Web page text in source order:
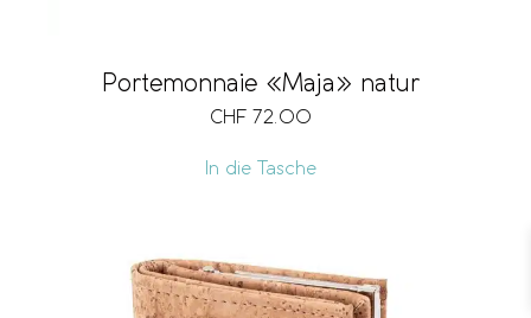
Portemonnaie «Maja» natur
CHF 72.00
In die Tasche